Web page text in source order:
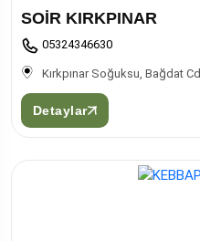
SOİR KIRKPINAR
05324346630
Kırkpınar Soğuksu, Bağdat
Detaylar